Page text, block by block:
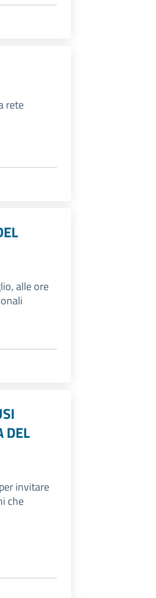
rete
alle ore
DEL
invitare
che